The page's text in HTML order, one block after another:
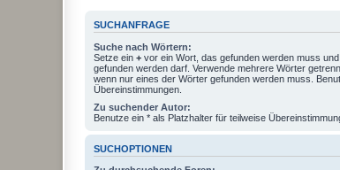
SUCHANFRAGE
Suche nach Wörtern:
Setze ein + vor ein Wort, das gefunden werden muss
gefunden werden darf. Verwende mehrere Wörter
wenn nur eines der Wörter gefunden werden muss.
Übereinstimmungen.
Zu suchender Autor:
Benutze ein * als Platzhalter für teilweise
SUCHOPTIONEN